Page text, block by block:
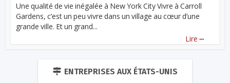
Une qualité de vie inégalée à New York City Vivre à Carroll
Gardens, c’est un peu vivre dans un village au cœur d’une
grande ville. Et un grand...
Lire ...
ENTREPRISES AUX ÉTATS-UNIS